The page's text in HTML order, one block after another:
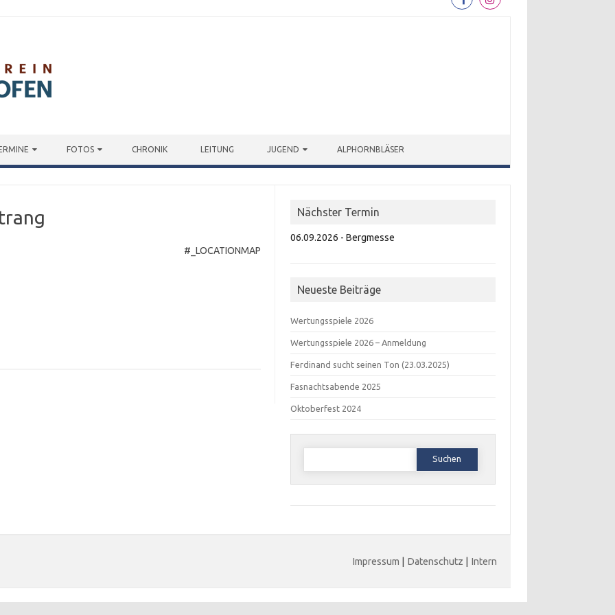
FOTOS CHRONIK LEITUNG JUGEND ALPHORNBLÄSER
#_LOCATIONMAP
Nächster Termin
06.09.2026 - Bergmesse
Neueste Beiträge
Wertungsspiele 2026
Wertungsspiele 2026 – Anmeldung
Ferdinand sucht seinen Ton (23.03.2025)
Fasnachtsabende 2025
Oktoberfest 2024
Suchen
Impressum | Datenschutz | Intern